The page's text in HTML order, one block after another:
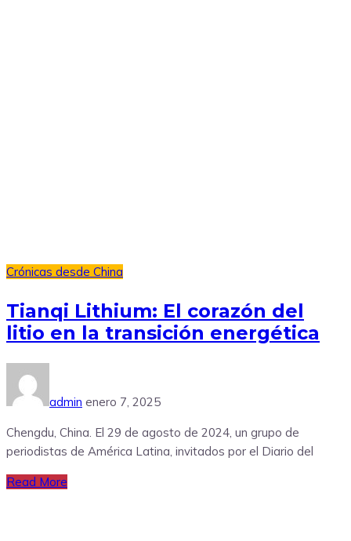
Crónicas desde China
Tianqi Lithium: El corazón del
litio en la transición energética
admin enero 7, 2025
Chengdu, China. El 29 de agosto de 2024, un grupo de
periodistas de América Latina, invitados por el Diario del
Read More